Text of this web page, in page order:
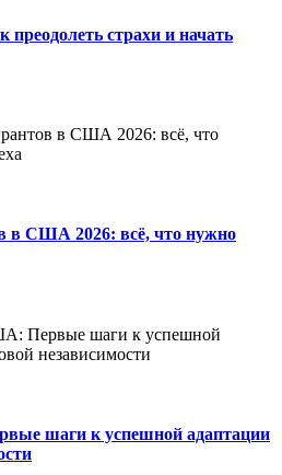
страхи и начать
в США 2026: всё, что нужно
шаги к успешной адаптации